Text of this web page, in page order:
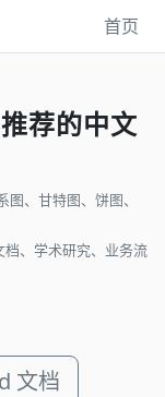
首页
荐的中文
、甘特图、饼图、
、学术研究、业务流
文档